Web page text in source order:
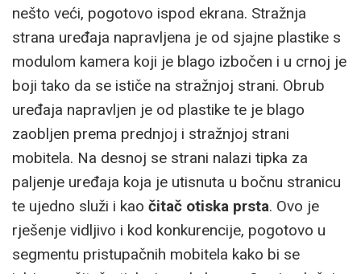
nešto veći, pogotovo ispod ekrana. Stražnja
strana uređaja napravljena je od sjajne plastike s
modulom kamera koji je blago izbočen i u crnoj je
boji tako da se ističe na stražnjoj strani. Obrub
uređaja napravljen je od plastike te je blago
zaobljen prema prednjoj i stražnjoj strani
mobitela. Na desnoj se strani nalazi tipka za
paljenje uređaja koja je utisnuta u bočnu stranicu
te ujedno služi i kao čitač otiska prsta. Ovo je
rješenje vidljivo i kod konkurencije, pogotovo u
segmentu pristupačnih mobitela kako bi se